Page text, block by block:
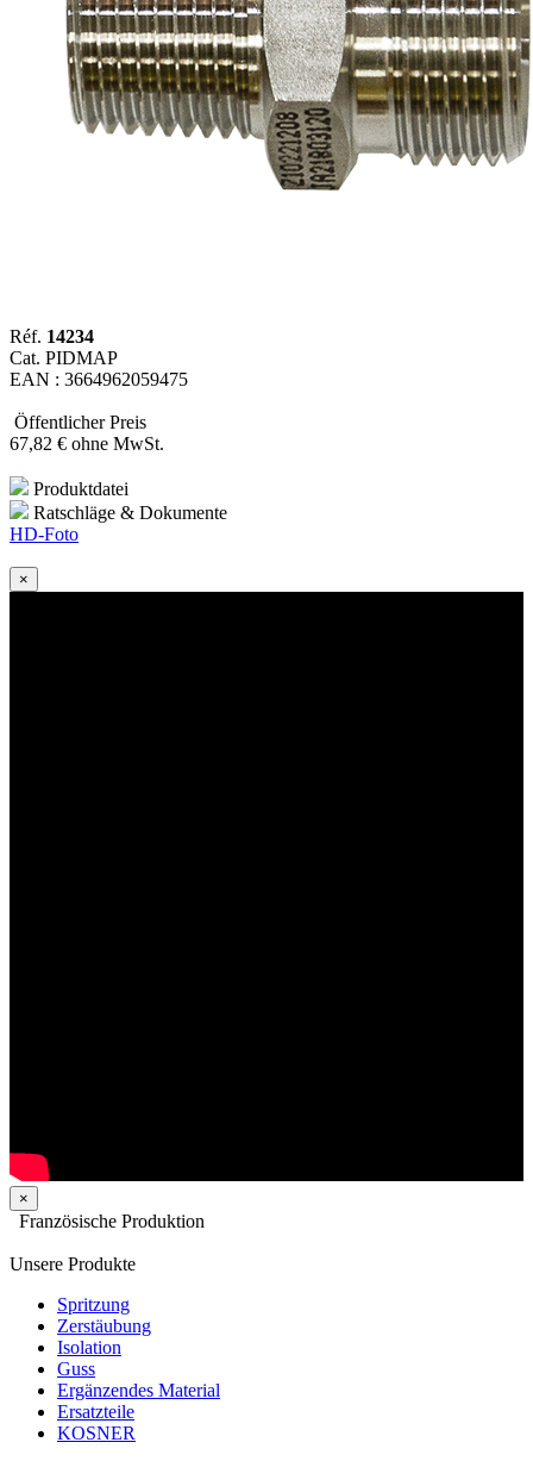
Réf. 14234
Cat. PIDMAP
EAN : 3664962059475
Öffentlicher Preis
67,82 € ohne MwSt.
Produktdatei
Ratschläge & Dokumente
HD-Foto
×
×
Französische Produktion
Unsere Produkte
Spritzung
Zerstäubung
Isolation
Guss
Ergänzendes Material
Ersatzteile
KOSNER